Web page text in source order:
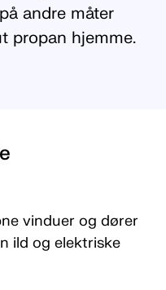
andre måter
propan hjemme.
vinduer og dører
ild og elektriske